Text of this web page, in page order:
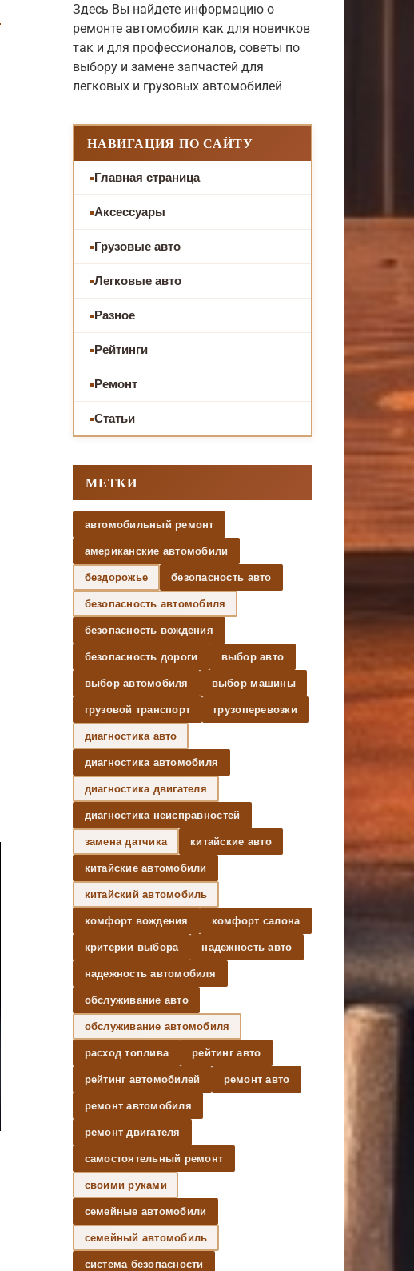
Здесь Вы найдете информацию о
ремонте автомобиля как для новичков
так и для профессионалов, советы по
выбору и замене запчастей для
легковых и грузовых автомобилей
НАВИГАЦИЯ ПО САЙТУ
Главная страница
Аксессуары
Грузовые авто
Легковые авто
Разное
Рейтинги
Ремонт
Статьи
МЕТКИ
автомобильный ремонт
американские автомобили
бездорожье безопасность авто
безопасность автомобиля
безопасность вождения
безопасность дороги выбор авто
выбор автомобиля выбор машины
грузовой транспорт грузоперевозки
диагностика авто
диагностика автомобиля
диагностика двигателя
диагностика неисправностей
замена датчика китайские авто
китайские автомобили
китайский автомобиль
комфорт вождения комфорт салона
критерии выбора надежность авто
надежность автомобиля
обслуживание авто
обслуживание автомобиля
расход топлива рейтинг авто
рейтинг автомобилей ремонт авто
ремонт автомобиля
ремонт двигателя
самостоятельный ремонт
своими руками
семейные автомобили
семейный автомобиль
система безопасности